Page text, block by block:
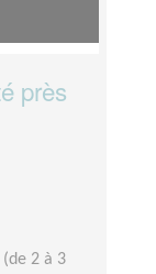
près
(de 2 à 3